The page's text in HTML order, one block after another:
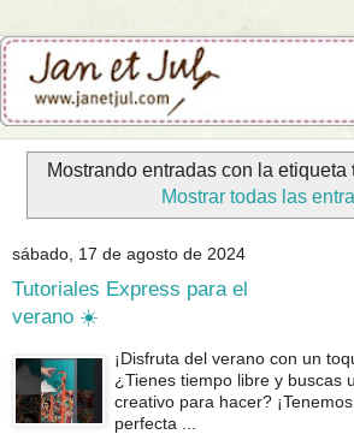
Mostrando entradas con la etiqueta
Mostrar todas las
sábado, 17 de agosto de 2024
Tutoriales Express para el
verano ☀️
¡Disfruta del verano con un
¿Tienes tiempo libre y buscas
creativo para hacer?
perfecta ...